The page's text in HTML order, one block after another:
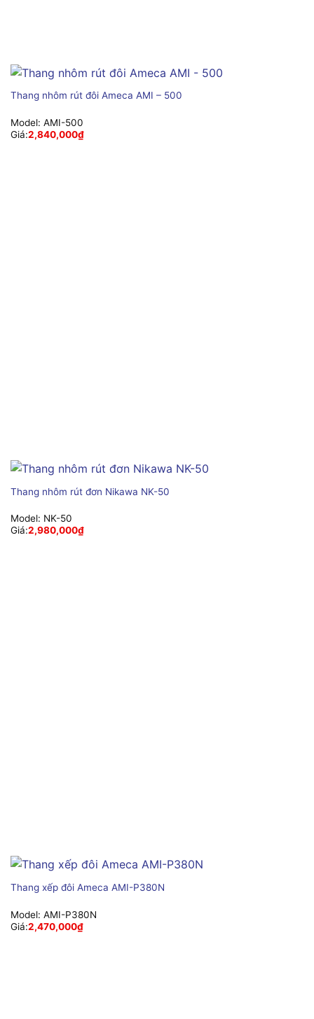
Thang nhôm rút đôi Ameca AMI – 500
Model: AMI-500
Giá:2,840,000₫
Thang nhôm rút đơn Nikawa NK-50
Model: NK-50
Giá:2,980,000₫
Thang xếp đôi Ameca AMI-P380N
Model: AMI-P380N
Giá:2,470,000₫